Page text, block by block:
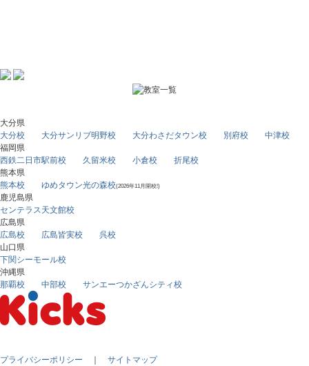
大分県
大分校
大分サンリブ明野校 大分わさだタウン校 別府校
中津校
福岡県
西鉄二日市駅前校
久留米校 小倉校
折尾校
熊本県
熊本校
ゆめタウン光の森校(2026年11月開校!)
鹿児島県
センテラス天文館校
広島県
広島校
広島皆実校
呉校
山口県
下関シーモール校
沖縄県
那覇校
中部校 サンエーつかざんシティ校
プライバシーポリシー ｜ サイトマップ